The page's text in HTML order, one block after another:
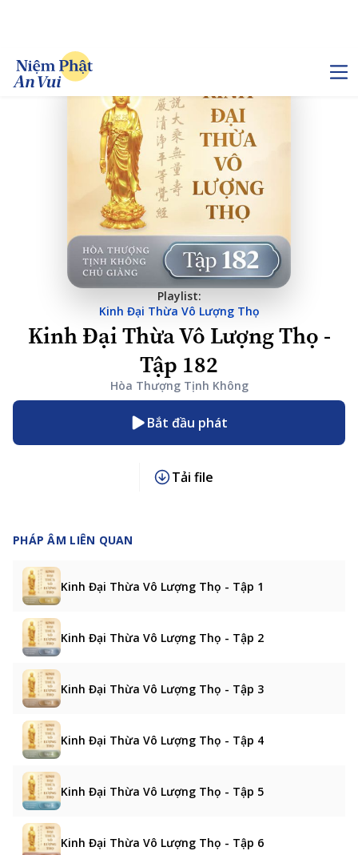
Playlist:
Kinh Đại Thừa Vô Lượng Thọ
Kinh Đại Thừa Vô Lượng Thọ -
Tập 182
Hòa Thượng Tịnh Không
Bắt đầu phát
Tải file
PHÁP ÂM LIÊN QUAN
Kinh Đại Thừa Vô Lượng Thọ - Tập 1
Kinh Đại Thừa Vô Lượng Thọ - Tập 2
Kinh Đại Thừa Vô Lượng Thọ - Tập 3
Kinh Đại Thừa Vô Lượng Thọ - Tập 4
Kinh Đại Thừa Vô Lượng Thọ - Tập 5
Kinh Đại Thừa Vô Lượng Thọ - Tập 6